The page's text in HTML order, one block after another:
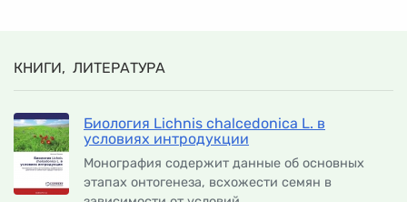
КНИГИ, ЛИТЕРАТУРА
Биология Lichnis chalcedonica L. в
условиях интродукции
Монография содержит данные об основных
этапах онтогенеза, всхожести семян в